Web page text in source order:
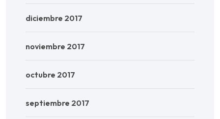
diciembre 2017
noviembre 2017
octubre 2017
septiembre 2017